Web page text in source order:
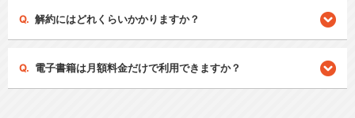
解約にはどれくらいかかりますか？
電子書籍は月額料金だけで利用できますか？